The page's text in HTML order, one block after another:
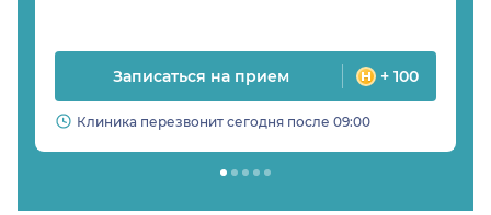
Записаться на прием + 100
Клиника перезвонит сегодня после 09:00